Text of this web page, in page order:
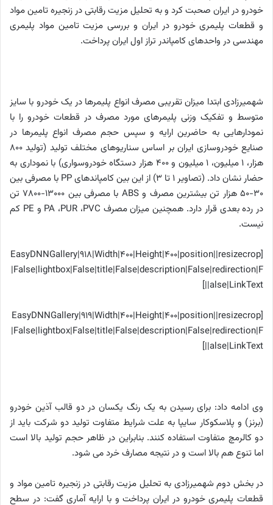
خودرو در ایران صحبت کرد و به تحلیل مزیت رقابتی در زنجیره تامین مواد
و قطعات پلیمری خودرو در ایران و بررسی مزیت تامین مواد پلیمری
مهندسی در واحدهای کامپاندر تراز اول ایران پرداخت.
شهمیرزادی ابتدا میزان تقریبی مصرف انواع پلیمرها در یک خودرو با سایز
متوسط و تفکیک وزنی پلیمرهای مورد مصرف در قطعات خودرو را با
نمودارهایی به حاضرین ارایه و سپس حجم مصرف انواع پلیمرها در
صنایع خودروسازی ایران بر اساس سناریوهای مختلف تولید (تولید 800
هزار، 1 میلیون، 1 میلیون و 400 هزار دستگاه خودروسواری) با نموداری به
حضار نشان داد. (تصاویر 1 تا 3) از این بین کامپاندهای
PP با مصرفی بین
30-50 هزار تن بیشترین مصرف و
ABS
با مصرفی بین 13000-7800 تن
در رده بعدی قرار دارد. همچنین میزان مصرف PVC، PUR، PA و PE کم
نیست.
[EasyDNNGallery|918|Width|400|Height|400|position||resizecrop
|False|lightbox|False|title|False|description|False|redirection|F
alse|LinkText||]
[EasyDNNGallery|919|Width|400|Height|400|position||resizecrop
|False|lightbox|False|title|False|description|False|redirection|F
alse|LinkText||]
وی ادامه داد: برای رسیدن به یک رنگ یکسان در دو قالب آذین خودرو
(برنز) و پلاسکوکار سایپا به علت شرایط متفاوت تولید دو شرکت باید از
دو کالرمچ متفاوت استفاده کنند. بنابراین در ظاهر حجم تولید بالا است
اما تنوع هم بالا است و در نتیجه مصارف خرد می شود.
در بخش دوم شهمیرزادی به تحلیل مزیت رقابتی در زنجیره تامین مواد و
قطعات پلیمری خودرو در ایران پرداخت و با ارایه آماری گفت: در سطح